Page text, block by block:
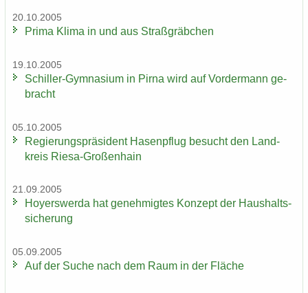
20.10.2005
Prima Klima in und aus Straß­gräb­chen
19.10.2005
Schiller-​Gymnasium in Pirna wird auf Vor­der­mann ge­
bracht
05.10.2005
Re­gie­rungs­prä­si­dent Ha­sen­pflug be­sucht den Land­
kreis Riesa-​Großenhain
21.09.2005
Ho­yers­wer­da hat ge­neh­mig­tes Kon­zept der Haus­halts­
si­che­rung
05.09.2005
Auf der Suche nach dem Raum in der Flä­che